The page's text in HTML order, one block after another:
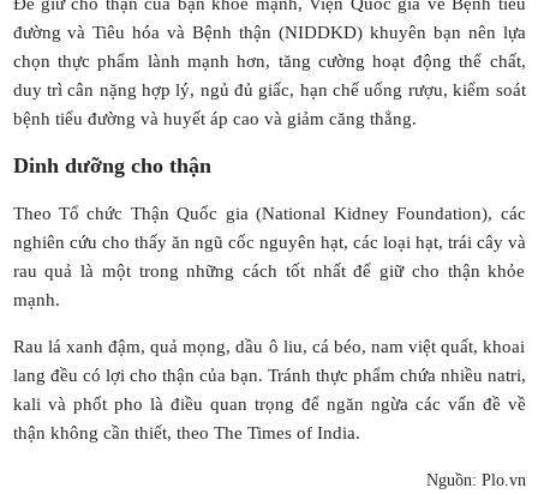
đường và Tiêu hóa và Bệnh thận (NIDDKD) khuyên bạn nên lựa
chọn thực phẩm lành mạnh hơn, tăng cường hoạt động thể chất,
duy trì cân nặng hợp lý, ngủ đủ giấc, hạn chế uống rượu, kiểm soát
bệnh tiểu đường và huyết áp cao và giảm căng thẳng.
Dinh dưỡng cho thận
Theo Tổ chức Thận Quốc gia (National Kidney Foundation), các
nghiên cứu cho thấy ăn ngũ cốc nguyên hạt, các loại hạt, trái cây và
rau quả là một trong những cách tốt nhất để giữ cho thận khỏe
mạnh.
Rau lá xanh đậm, quả mọng, dầu ô liu, cá béo, nam việt quất, khoai
lang đều có lợi cho thận của bạn. Tránh thực phẩm chứa nhiều natri,
kali và phốt pho là điều quan trọng để ngăn ngừa các vấn đề về
thận không cần thiết, theo The Times of India.
Nguồn: Plo.vn